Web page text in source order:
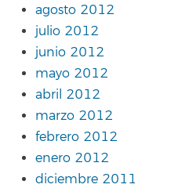
agosto 2012
julio 2012
junio 2012
mayo 2012
abril 2012
marzo 2012
febrero 2012
enero 2012
diciembre 2011